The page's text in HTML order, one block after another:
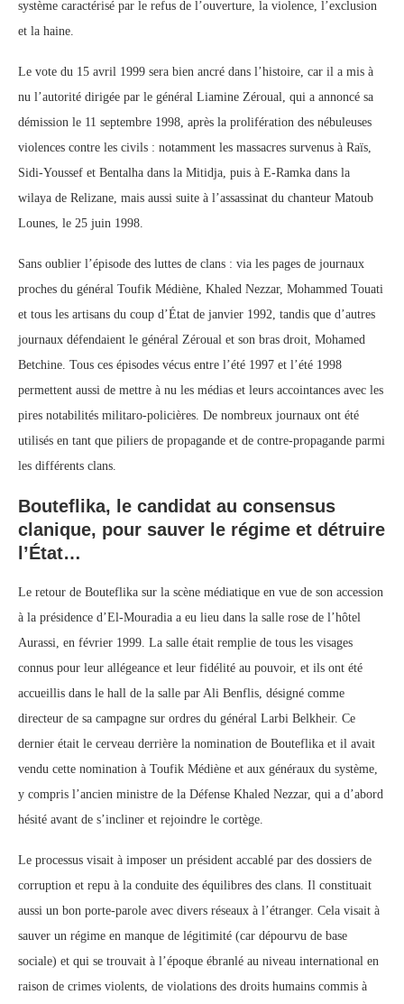
système caractérisé par le refus de l’ouverture, la violence, l’exclusion
et la haine.
Le vote du 15 avril 1999 sera bien ancré dans l’histoire, car il a mis à
nu l’autorité dirigée par le général Liamine Zéroual, qui a annoncé sa
démission le 11 septembre 1998, après la prolifération des nébuleuses
violences contre les civils : notamment les massacres survenus à Raïs,
Sidi-Youssef et Bentalha dans la Mitidja, puis à E-Ramka dans la
wilaya de Relizane, mais aussi suite à l’assassinat du chanteur Matoub
Lounes, le 25 juin 1998.
Sans oublier l’épisode des luttes de clans : via les pages de journaux
proches du général Toufik Médiène, Khaled Nezzar, Mohammed Touati
et tous les artisans du coup d’État de janvier 1992, tandis que d’autres
journaux défendaient le général Zéroual et son bras droit, Mohamed
Betchine. Tous ces épisodes vécus entre l’été 1997 et l’été 1998
permettent aussi de mettre à nu les médias et leurs accointances avec les
pires notabilités militaro-policières. De nombreux journaux ont été
utilisés en tant que piliers de propagande et de contre-propagande parmi
les différents clans.
Bouteflika, le candidat au consensus
clanique, pour sauver le régime et détruire
l’État…
Le retour de Bouteflika sur la scène médiatique en vue de son accession
à la présidence d’El-Mouradia a eu lieu dans la salle rose de l’hôtel
Aurassi, en février 1999. La salle était remplie de tous les visages
connus pour leur allégeance et leur fidélité au pouvoir, et ils ont été
accueillis dans le hall de la salle par Ali Benflis, désigné comme
directeur de sa campagne sur ordres du général Larbi Belkheir. Ce
dernier était le cerveau derrière la nomination de Bouteflika et il avait
vendu cette nomination à Toufik Médiène et aux généraux du système,
y compris l’ancien ministre de la Défense Khaled Nezzar, qui a d’abord
hésité avant de s’incliner et rejoindre le cortège.
Le processus visait à imposer un président accablé par des dossiers de
corruption et repu à la conduite des équilibres des clans. Il constituait
aussi un bon porte-parole avec divers réseaux à l’étranger. Cela visait à
sauver un régime en manque de légitimité (car dépourvu de base
sociale) et qui se trouvait à l’époque ébranlé au niveau international en
raison de crimes violents, de violations des droits humains commis à